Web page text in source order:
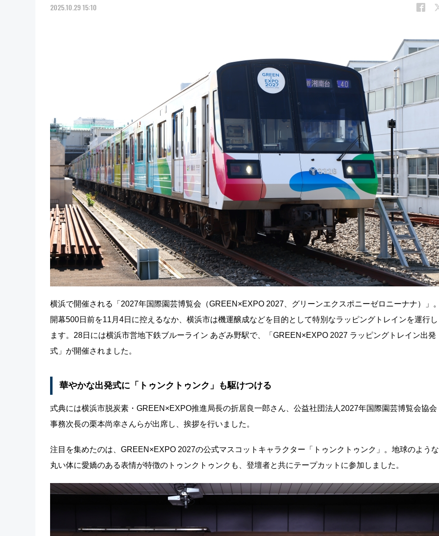
2025.10.29 15:10
横浜で開催される「2027年国際園芸博覧会（GREEN×EXPO 2027、グリーンエクスポニーゼロニーナナ）」。
開幕500日前を11月4日に控えるなか、横浜市は機運醸成などを目的として特別なラッピングトレインを運行し
ます。28日には横浜市営地下鉄ブルーライン あざみ野駅で、「GREEN×EXPO 2027 ラッピングトレイン出発
式」が開催されました。
華やかな出発式に「トゥンクトゥンク」も駆けつける
式典には横浜市脱炭素・GREEN×EXPO推進局長の折居良一郎さん、公益社団法人2027年国際園芸博覧会協会
事務次長の栗本尚幸さんらが出席し、挨拶を行いました。
注目を集めたのは、GREEN×EXPO 2027の公式マスコットキャラクター「トゥンクトゥンク」。地球のような
丸い体に愛嬌のある表情が特徴のトゥンクトゥンクも、登壇者と共にテープカットに参加しました。